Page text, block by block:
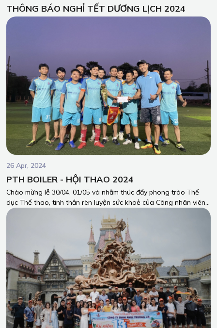
THÔNG BÁO NGHỈ TẾT DƯƠNG LỊCH 2024
26 Apr, 2024
PTH BOILER - HỘI THAO 2024
Chào mừng lễ 30/04, 01/05 và nhằm thúc đẩy phong trào Thể
dục Thể thao, tinh thần rèn luyện sức khoẻ của Công nhân viên
Công ty Phúc Trường Hải (PTH). Những ngày qua, PTH Boiler đã
có các trải nghiệm giao lưu Hội thao thật đáng nhớ.